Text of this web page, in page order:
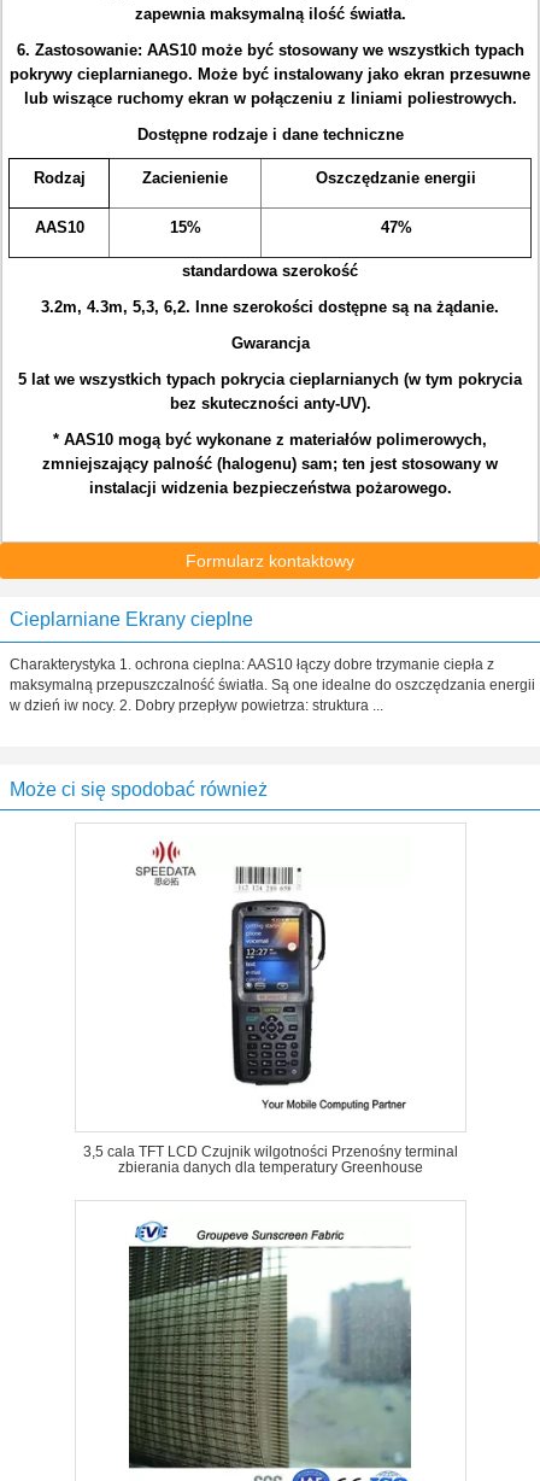
zapewnia maksymalną ilość światła.
6. Zastosowanie: AAS10 może być stosowany we wszystkich typach
pokrywy cieplarnianego. Może być instalowany jako ekran przesuwne
lub wiszące ruchomy ekran w połączeniu z liniami poliestrowych.
Dostępne rodzaje i dane techniczne
Rodzaj Zacienienie Oszczędzanie energii
AAS10 15% 47%
standardowa szerokość
3.2m, 4.3m, 5,3, 6,2. Inne szerokości dostępne są na żądanie.
Gwarancja
5 lat we wszystkich typach pokrycia cieplarnianych (w tym pokrycia
bez skuteczności anty-UV).
* AAS10 mogą być wykonane z materiałów polimerowych,
zmniejszający palność (halogenu) sam; ten jest stosowany w
instalacji widzenia bezpieczeństwa pożarowego.
Formularz kontaktowy
Cieplarniane Ekrany cieplne
Charakterystyka 1. ochrona cieplna: AAS10 łączy dobre trzymanie ciepła z
maksymalną przepuszczalność światła. Są one idealne do oszczędzania energii
w dzień iw nocy. 2. Dobry przepływ powietrza: struktura ...
Może ci się spodobać również
3,5 cala TFT LCD Czujnik wilgotności Przenośny terminal
zbierania danych dla temperatury Greenhouse